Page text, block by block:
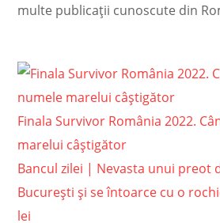
multe publicații cunoscute din
Finala Survivor România 2022.
marelui câștigător
Bancul zilei | Nevasta unui preot
București și se întoarce cu o
lei